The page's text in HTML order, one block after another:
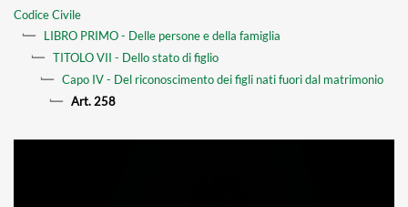
Codice Civile
LIBRO PRIMO - Delle persone e della famiglia
TITOLO VII - Dello stato di figlio
Capo IV - Del riconoscimento dei figli nati fuori dal matrimonio
Art. 258